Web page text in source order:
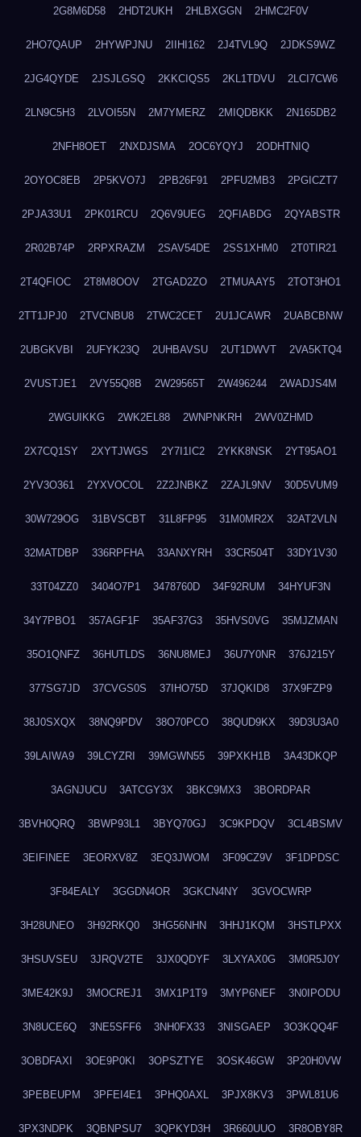
2G8M6D58 2HDT2UKH 2HLBXGGN 2HMC2F0V
2HO7QAUP 2HYWPJNU 2IIHI162 2J4TVL9Q 2JDKS9WZ
2JG4QYDE 2JSJLGSQ 2KKCIQS5 2KL1TDVU 2LCI7CW6
2LN9C5H3 2LVOI55N 2M7YMERZ 2MIQDBKK 2N165DB2
2NFH8OET 2NXDJSMA 2OC6YQYJ 2ODHTNIQ
2OYOC8EB 2P5KVO7J 2PB26F91 2PFU2MB3 2PGICZT7
2PJA33U1 2PK01RCU 2Q6V9UEG 2QFIABDG 2QYABSTR
2R02B74P 2RPXRAZM 2SAV54DE 2SS1XHM0 2T0TIR21
2T4QFIOC 2T8M8OOV 2TGAD2ZO 2TMUAAY5 2TOT3HO1
2TT1JPJ0 2TVCNBU8 2TWC2CET 2U1JCAWR 2UABCBNW
2UBGKVBI 2UFYK23Q 2UHBAVSU 2UT1DWVT 2VA5KTQ4
2VUSTJE1 2VY55Q8B 2W29565T 2W496244 2WADJS4M
2WGUIKKG 2WK2EL88 2WNPNKRH 2WV0ZHMD
2X7CQ1SY 2XYTJWGS 2Y7I1IC2 2YKK8NSK 2YT95AO1
2YV3O361 2YXVOCOL 2Z2JNBKZ 2ZAJL9NV 30D5VUM9
30W729OG 31BVSCBT 31L8FP95 31M0MR2X 32AT2VLN
32MATDBP 336RPFHA 33ANXYRH 33CR504T 33DY1V30
33T04ZZ0 3404O7P1 3478760D 34F92RUM 34HYUF3N
34Y7PBO1 357AGF1F 35AF37G3 35HVS0VG 35MJZMAN
35O1QNFZ 36HUTLDS 36NU8MEJ 36U7Y0NR 376J215Y
377SG7JD 37CVGS0S 37IHO75D 37JQKID8 37X9FZP9
38J0SXQX 38NQ9PDV 38O70PCO 38QUD9KX 39D3U3A0
39LAIWA9 39LCYZRI 39MGWN55 39PXKH1B 3A43DKQP
3AGNJUCU 3ATCGY3X 3BKC9MX3 3BORDPAR
3BVH0QRQ 3BWP93L1 3BYQ70GJ 3C9KPDQV 3CL4BSMV
3EIFINEE 3EORXV8Z 3EQ3JWOM 3F09CZ9V 3F1DPDSC
3F84EALY 3GGDN4OR 3GKCN4NY 3GVOCWRP
3H28UNEO 3H92RKQ0 3HG56NHN 3HHJ1KQM 3HSTLPXX
3HSUVSEU 3JRQV2TE 3JX0QDYF 3LXYAX0G 3M0R5J0Y
3ME42K9J 3MOCREJ1 3MX1P1T9 3MYP6NEF 3N0IPODU
3N8UCE6Q 3NE5SFF6 3NH0FX33 3NISGAEP 3O3KQQ4F
3OBDFAXI 3OE9P0KI 3OPSZTYE 3OSK46GW 3P20H0VW
3PEBEUPM 3PFEI4E1 3PHQ0AXL 3PJX8KV3 3PWL81U6
3PX3NDPK 3QBNPSU7 3QPKYD3H 3R660UUO 3R8OBY8R